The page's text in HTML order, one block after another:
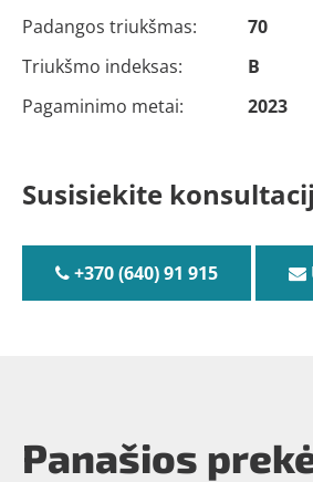
Padangos triukšmas:
70
Triukšmo indeksas:
B
Pagaminimo metai:
2023
Susisiekite
+370 (640) 91 915
Panašios